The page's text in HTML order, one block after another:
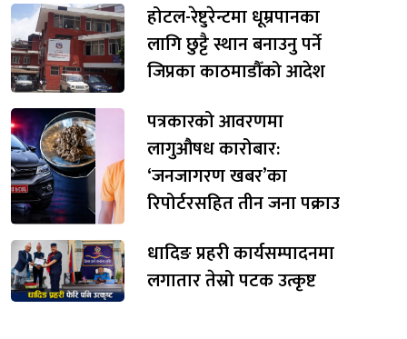
होटल-रेष्टुरेन्टमा धूम्रपानका
लागि छुट्टै स्थान बनाउनु पर्ने
जिप्रका काठमाडौँको आदेश
पत्रकारको आवरणमा
लागुऔषध कारोबार:
‘जनजागरण खबर’का
रिपोर्टरसहित तीन जना पक्राउ
धादिङ प्रहरी कार्यसम्पादनमा
लगातार तेस्रो पटक उत्कृष्ट